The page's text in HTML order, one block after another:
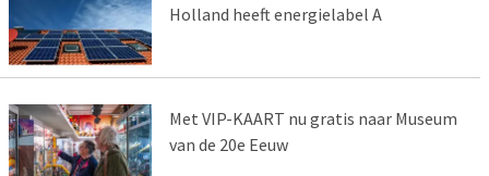
Holland heeft energielabel A
Met VIP-KAART nu gratis naar Museum
van de 20e Eeuw